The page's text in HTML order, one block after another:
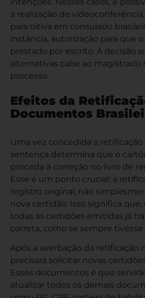
a realização de
para oitiva em consulado
instância, autorização para que
prestado por escrito. A decisão
alternativas cabe ao magistrado
processo.
Efeitos da
Documentos
Uma vez concedida a retificação
sentença determina que o
proceda à correção no livro de
Esse é um ponto crucial: a
registro original, não
nova certidão. Isso significa
todas as certidões emitidas já
correta, como se sempre tivesse
Após a averbação da retificação
precisará solicitar novas
Esses documentos é que
atualizar todos os demais